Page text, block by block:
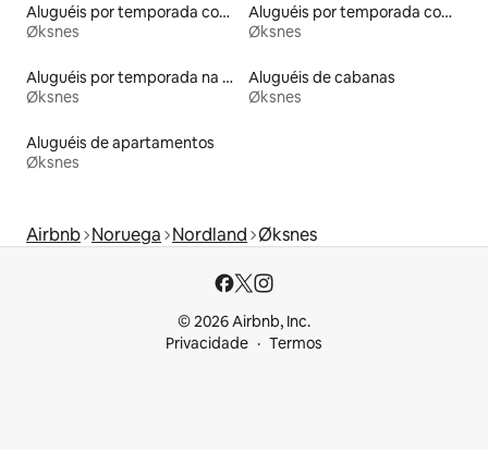
Aluguéis por temporada com acesso ao lago
Øksnes
Aluguéis por temporada com acesso à praia
Øksnes
Aluguéis por temporada na orla
Øksnes
Aluguéis de cabanas
Øksnes
Aluguéis de apartamentos
Øksnes
Airbnb Noruega Nordland Øksnes
© 2026 Airbnb, Inc.
Privacidade
Termos